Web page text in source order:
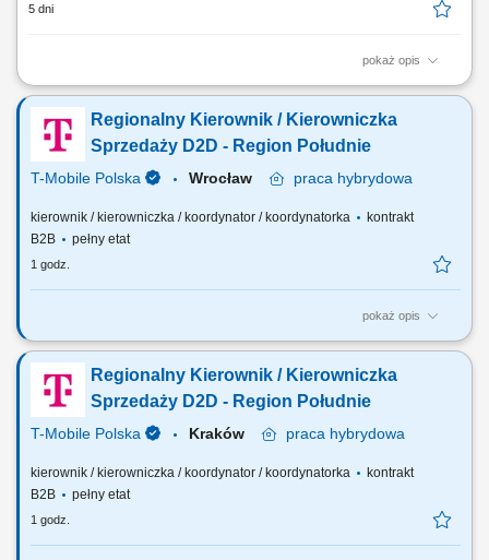
5 dni
pokaż opis
Opis stanowiska: nawiązywanie i rozwijanie współpracy z klientami z
branży transportowej, przygotowywanie ofert handlowych
dopasowanych do indywidualnych potrzeb, prezentowanie i omawianie
warunków sprzedaży, prowadzenie negocjacji i finalizowanie transakcji,
sporządzanie raportów z...
Regionalny Kierownik / Kierowniczka
Sprzedaży D2D - Region Południe
T-Mobile Polska Wrocław praca hybrydowa
kierownik / kierowniczka / koordynator / koordynatorka
kontrakt
B2B
pełny etat
1 godz.
pokaż opis
Zadania, które na Ciebie czekają: Aktywna rekrutacja nowych
Partnerów D2D Kompleksowa współpraca z Partnerami D2D
Zarządzanie efektywnością kanału D2D T-Mobile w ramach swojego
Regionu Rozwój sieci sprzedaży D2D na podległym obszarze
terytorialnym wg ustalonych planów poprzez budowę...
Regionalny Kierownik / Kierowniczka
Sprzedaży D2D - Region Południe
T-Mobile Polska Kraków praca hybrydowa
kierownik / kierowniczka / koordynator / koordynatorka
kontrakt
B2B
pełny etat
1 godz.